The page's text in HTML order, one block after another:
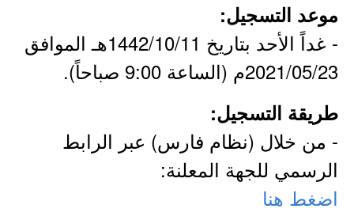
موعد التسجيل:
- غداً الأحد بتاريخ 1442/10/11هـ الموافق
2021/05/23م (الساعة 9:00 صباحاً).
طريقة التسجيل:
- من خلال (نظام فارس) عبر الرابط
الرسمي للجهة المعلنة:
اضغط هنا